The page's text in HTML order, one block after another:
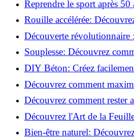
Reprendre le sport après 50
meilleures méthodes!
Rouille accélérée:
la corrosion en déco
Découverte révolutionnaire
régénération inouï !
Souplesse: Découvrez
votre performance sportive!
DIY Béton: Créez
tendance!
Découvrez comment
Astuces et secrets révélés!
Découvrez comment rester
toujours possible!
Découvrez l'Art de la
Incontournables pour
Bien-être naturel: